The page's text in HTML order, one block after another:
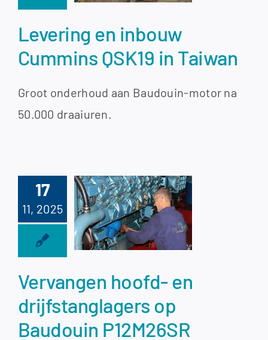
Levering en inbouw
Cummins QSK19 in Taiwan
Groot onderhoud aan Baudouin-motor na
50.000 draaiuren.
17
11, 2025
en
Vervangen hoofd- en
drijfstanglagers op
Baudouin P12M26SR